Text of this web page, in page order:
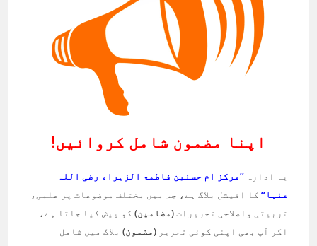
اپنا مضمون شامل کروائیں!
یہ ادارہ’’مرکز ام حسنین فاطمۃ الزہراء رضی اللہ
عنہا‘‘ کا آفیشل بلاگ ہے، جس میں مختلف موضوعات پر علمی،
تربیتی واصلاحی تحریرات(مضامین) کو پیش کیا جاتا ہے،
اگر آپ بھی اپنی کوئی تحریر(مضمون) بلاگ میں شامل